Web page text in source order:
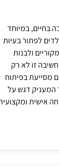
בחיים, במיוחד
לפתור בעיות
ולבנות
זו לא רק
מסייעת בפיתוח
המעניק דגש על
אישית